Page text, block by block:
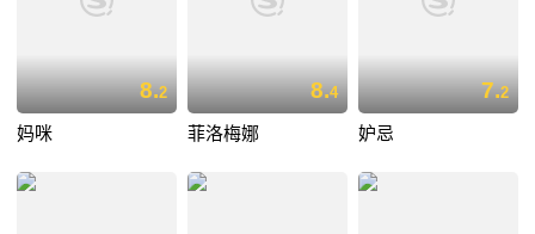
8.2
妈咪
8.4
菲洛梅娜
7.2
妒忌